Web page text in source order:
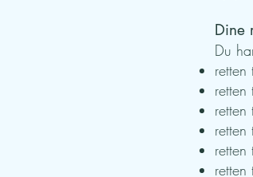
Dine
Du
retten